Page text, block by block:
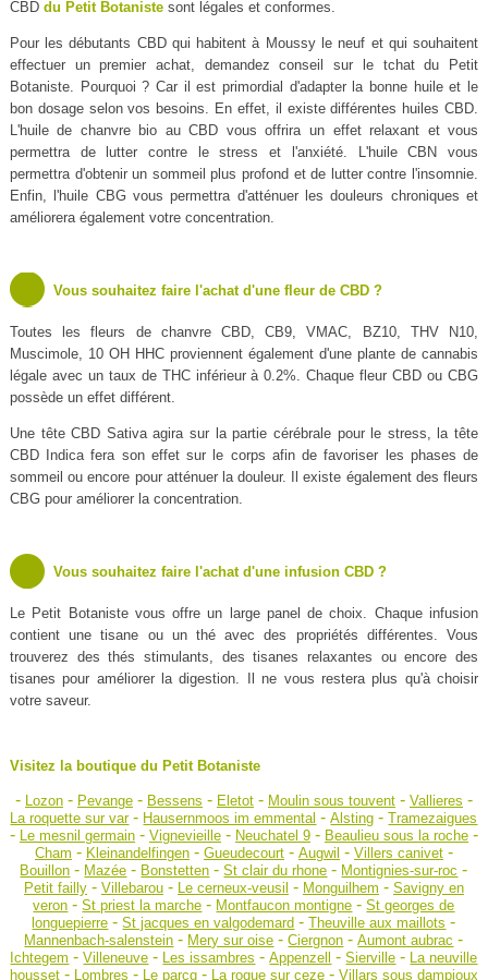
CBD du Petit Botanistesont légales et conformes.
Pour les débutants CBD qui habitent à Moussy le neuf et qui souhaitent
effectuer un premier achat, demandez conseil sur le tchat du Petit
Botaniste. Pourquoi ? Car il est primordial d'adapter la bonne huile et le
bon dosage selon vos besoins. En effet, il existe différentes huiles CBD.
L'huile de chanvre bio au CBD vous offrira un effet relaxant et vous
permettra de lutter contre le stress et l'anxiété. L'huile CBN vous
permettra d'obtenir un sommeil plus profond et de lutter contre l'insomnie.
Enfin, l'huile CBG vous permettra d'atténuer les douleurs chroniques et
améliorera également votre concentration.
Vous souhaitez faire l'achat d'une fleur de CBD ?
Toutes les fleurs de chanvre CBD, CB9, VMAC, BZ10, THV N10,
Muscimole, 10 OH HHC proviennent également d'une plante de cannabis
légale avec un taux de THC inférieur à 0.2%. Chaque fleur CBD ou CBG
possède un effet différent.
Une tête CBD Sativa agira sur la partie cérébrale pour le stress, la tête
CBD Indica fera son effet sur le corps afin de favoriser les phases de
sommeil ou encore pour atténuer la douleur. Il existe également des fleurs
CBG pour améliorer la concentration.
Vous souhaitez faire l'achat d'une infusion CBD ?
Le Petit Botaniste vous offre un large panel de choix. Chaque infusion
contient une tisane ou un thé avec des propriétés différentes. Vous
trouverez des thés stimulants, des tisanes relaxantes ou encore des
tisanes pour améliorer la digestion. Il ne vous restera plus qu'à choisir
votre saveur.
Visitez la boutique du Petit Botaniste
- Lozon- Pevange- Bessens - Eletot- Moulin sous touvent- Vallieres -
La roquette sur var- Hausernmoos im emmental -Alsting -Tramezaigues
- Le mesnil germain- Vignevieille- Neuchatel 9- Beaulieu sous la roche-
Cham - Kleinandelfingen- Gueudecourt- Augwil - Villers canivet-
Bouillon - Mazée - Bonstetten -St clair du rhone - Montignies-sur-roc -
Petit failly- Villebarou- Le cerneux-veusil - Monguilhem - Savigny en
veron -St priest la marche - Montfaucon montigne -St georges de
longuepierre -St jacques en valgodemard -Theuville aux maillots -
Mannenbach-salenstein - Mery sur oise -Ciergnon -Aumont aubrac -
Ichtegem -Villeneuve - Les issambres -Appenzell -Sierville - La neuville
housset- Lombres - Le parcq- La roque sur ceze- Villars sous dampjoux